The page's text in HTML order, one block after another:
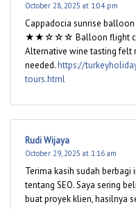
October 28, 2025 at 1:04 pm
Cappadocia sunrise
★★☆☆☆ Balloon flight
Alternative wine tasting felt
needed.https://
tours.html
Rudi Wijaya
October 29, 2025 at 1:16 am
Terima kasih sudah
tentang SEO. Saya sering
buat proyek klien, hasilnya